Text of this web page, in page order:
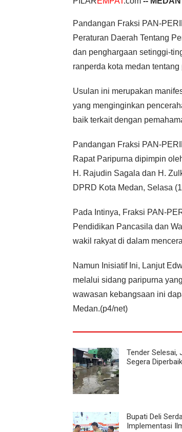
Pandangan Fraksi PAN-
Peraturan Daerah Tentang
dan penghargaan setinggi-
ranperda kota medan
Usulan ini merupakan
yang menginginkan
baik terkait dengan
Pandangan Fraksi PAN-
Rapat Paripurna dipimpin
H. Rajudin Sagala dan H.
DPRD Kota Medan, Selasa
Pada Intinya, Fraksi PAN-
Pendidikan Pancasila dan
wakil rakyat di dalam
Namun Inisiatif Ini, Lanjut
melalui sidang paripurna
wawasan kebangsaan ini
Medan.(p4/net)
Tender Selesai,
Segera
Bupati Deli
Implementasi